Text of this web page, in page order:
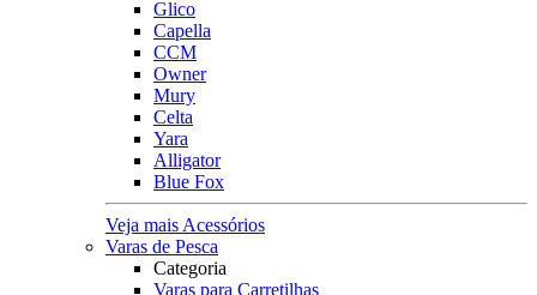
Glico
Capella
CCM
Owner
Mury
Celta
Yara
Alligator
Blue Fox
Veja mais Acessórios
Varas de Pesca
Categoria
Varas para Carretilhas